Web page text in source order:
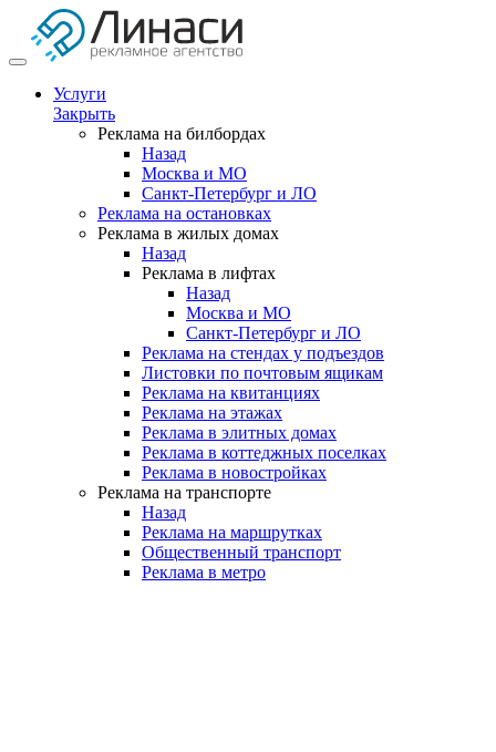
Услуги
Закрыть
Реклама на билбордах
Назад
Москва и МО
Санкт-Петербург и ЛО
Реклама на остановках
Реклама в жилых домах
Назад
Реклама в лифтах
Назад
Москва и МО
Санкт-Петербург и ЛО
Реклама на стендах у подъездов
Листовки по почтовым ящикам
Реклама на квитанциях
Реклама на этажах
Реклама в элитных домах
Реклама в коттеджных поселках
Реклама в новостройках
Реклама на транспорте
Назад
Реклама на маршрутках
Общественный транспорт
Реклама в метро